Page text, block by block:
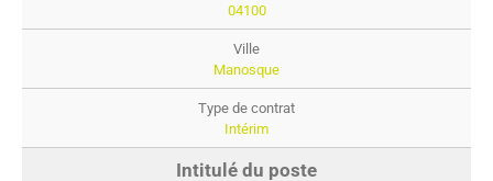
04100
Manosque
Intérim